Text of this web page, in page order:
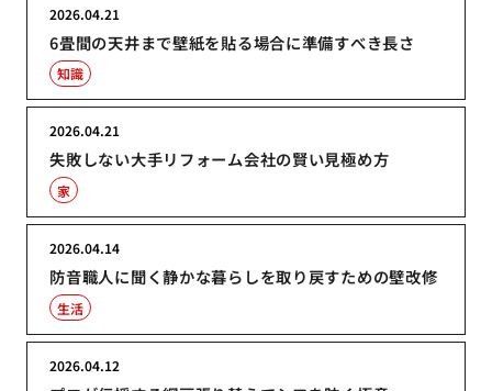
6畳間の天井まで壁紙を貼る場合に準備すべき長さ
2026.04.21
知識
失敗しない大手リフォーム会社の賢い見極め方
2026.04.21
家
防音職人に聞く静かな暮らしを取り戻すための壁改修
2026.04.14
生活
2026.04.12